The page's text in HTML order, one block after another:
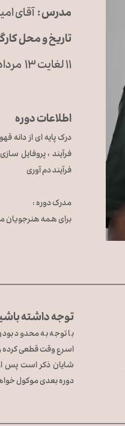
اطلاعات دوره
درک پایه ای از دانه
فرآیند ، پروفایل
فرآیند دم آوری
​​​​​​مدرک دوره :
​​​​​​​​​​​​​​برای همه هنرجویان
مدرس : آقای
تاریخ و محل
۱۱ لغایت ۱۳ مرداد ماه ۱۴۰۴ - تهران
توجه داشته
با توجه به محدود
اسرع وقت قطعی کرده
​​​​​​​شایان ذکر است پس از
دوره بعدی موکول